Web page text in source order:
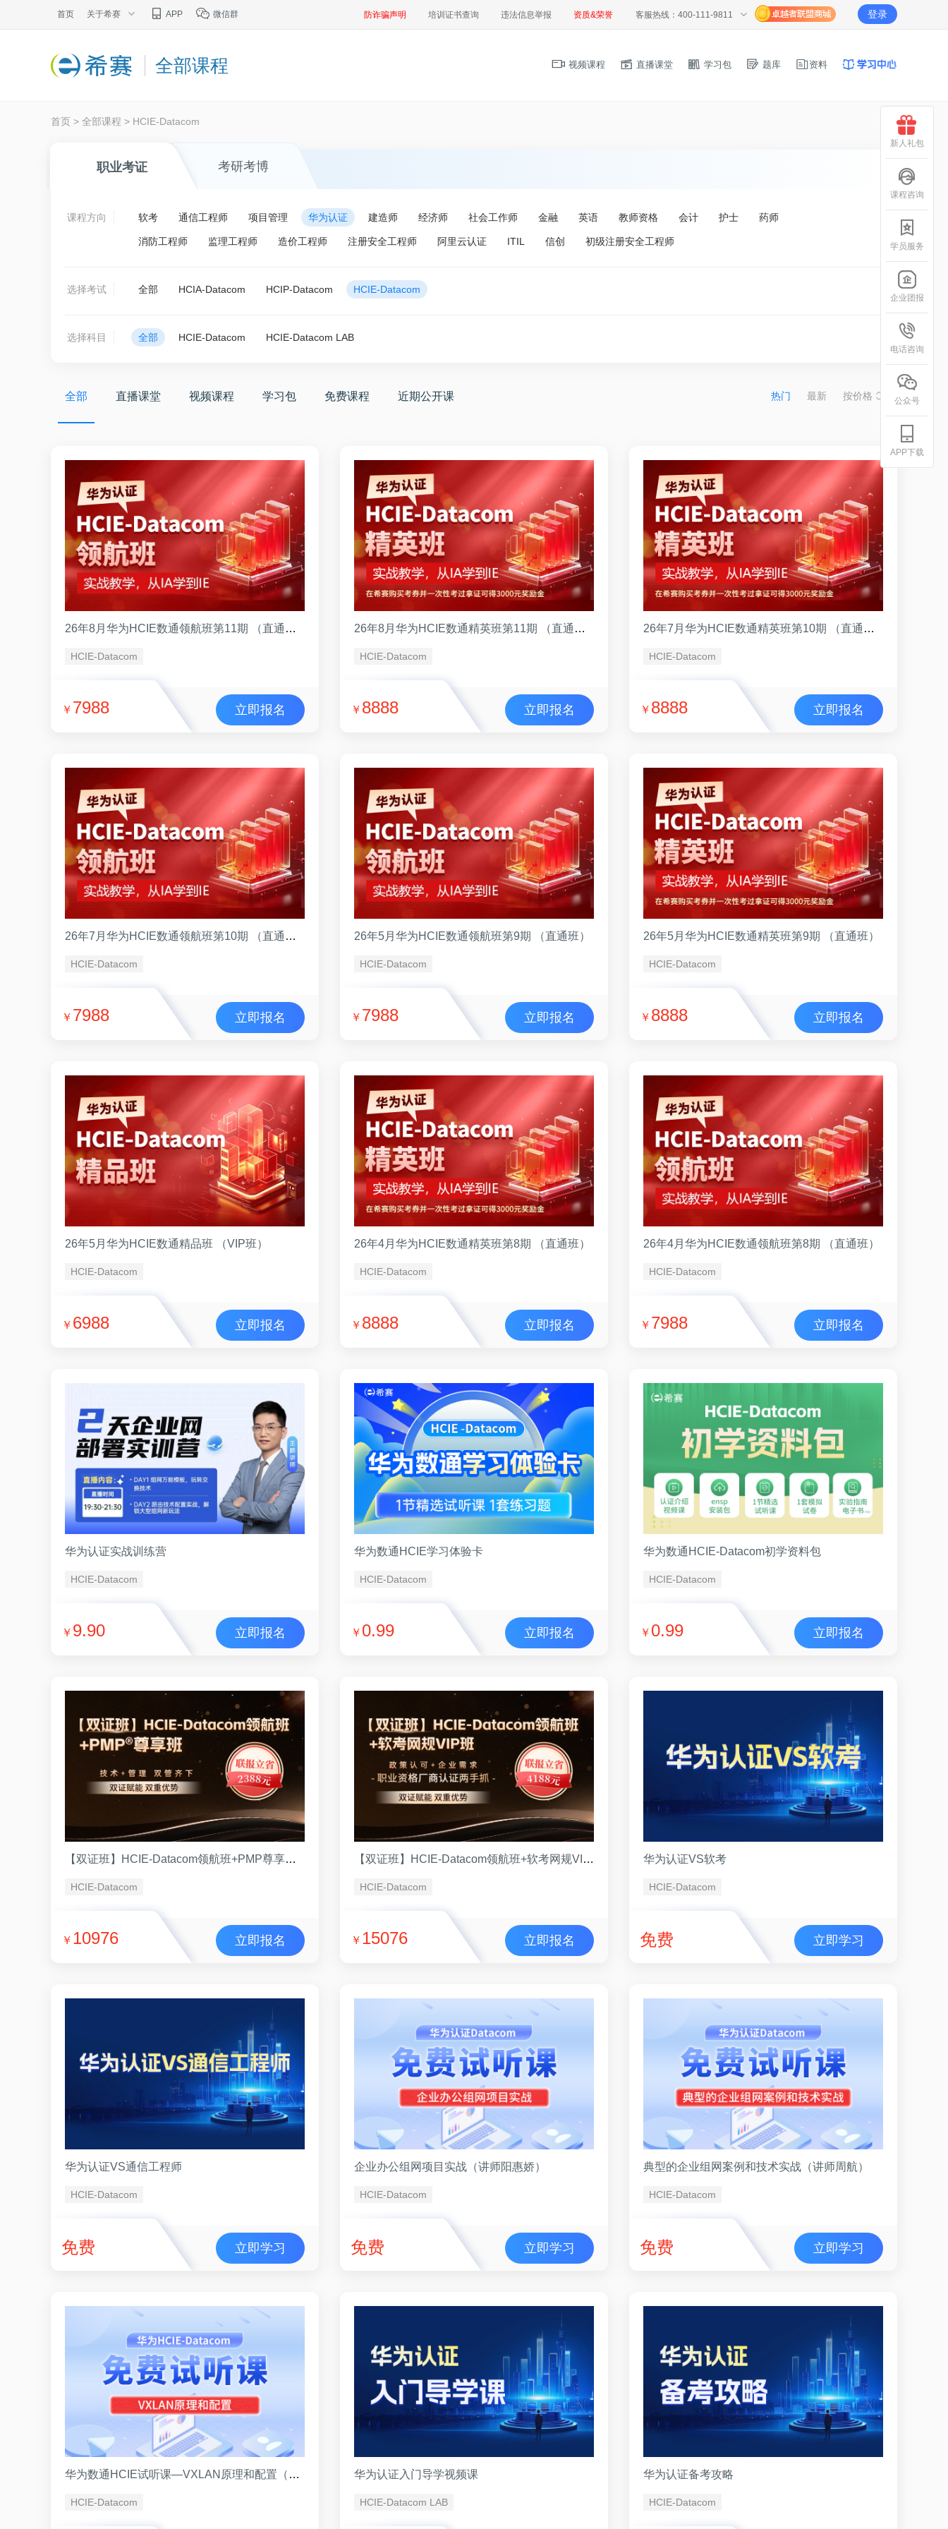
首页 关于希赛 APP 微信群 防诈骗声明 培训证书查询 违法信息举报 资质&荣誉 客服热线：400-111-9811 登录
全部课程 视频课程 直播课堂 学习包 题库 资料
首页 > 全部课程 > HCIE-Datacom
职业考证 考研考博
课程方向 软考 通信工程师 项目管理 华为认证 建造师 经济师 社会工作师 金融 英语 教师资格 会计 护士 药师
消防工程师 监理工程师 造价工程师 注册安全工程师 阿里云认证 ITIL 信创 初级注册安全工程师
选择考试 全部 HCIA-Datacom HCIP-Datacom HCIE-Datacom
选择科目 全部 HCIE-Datacom HCIE-Datacom LAB
全部 直播课堂 视频课程 学习包 免费课程 近期公开课 热门 最新 按价格
26年8月华为HCIE数通领航班第11期 （直通班）
HCIE-Datacom
￥ 7988 立即报名
26年8月华为HCIE数通精英班第11期 （直通班）
HCIE-Datacom
￥ 8888 立即报名
26年7月华为HCIE数通精英班第10期 （直通班）
HCIE-Datacom
￥ 8888 立即报名
26年7月华为HCIE数通领航班第10期 （直通班）
HCIE-Datacom
￥ 7988 立即报名
26年5月华为HCIE数通领航班第9期 （直通班）
HCIE-Datacom
￥ 7988 立即报名
26年5月华为HCIE数通精英班第9期 （直通班）
HCIE-Datacom
￥ 8888 立即报名
26年5月华为HCIE数通精品班 （VIP班）
HCIE-Datacom
￥ 6988 立即报名
26年4月华为HCIE数通精英班第8期 （直通班）
HCIE-Datacom
￥ 8888 立即报名
26年4月华为HCIE数通领航班第8期 （直通班）
HCIE-Datacom
￥ 7988 立即报名
华为认证实战训练营
HCIE-Datacom
￥ 9.90 立即报名
华为数通HCIE学习体验卡
HCIE-Datacom
￥ 0.99 立即报名
华为数通HCIE-Datacom初学资料包
HCIE-Datacom
￥ 0.99 立即报名
【双证班】HCIE-Datacom领航班+PMP尊享班 （VIP班）
HCIE-Datacom
￥ 10976 立即报名
【双证班】HCIE-Datacom领航班+软考网规VIP班 （VIP班）
HCIE-Datacom
￥ 15076 立即报名
华为认证VS软考
HCIE-Datacom
免费 立即学习
华为认证VS通信工程师
HCIE-Datacom
免费 立即学习
企业办公组网项目实战（讲师阳惠娇）
HCIE-Datacom
免费 立即学习
典型的企业组网案例和技术实战（讲师周航）
HCIE-Datacom
免费 立即学习
华为数通HCIE试听课—VXLAN原理和配置（讲师王鹏）
HCIE-Datacom
华为认证入门导学视频课
HCIE-Datacom LAB
华为认证备考攻略
HCIE-Datacom
新人礼包
课程咨询
学员服务
企业团报
电话咨询
公众号
APP下载